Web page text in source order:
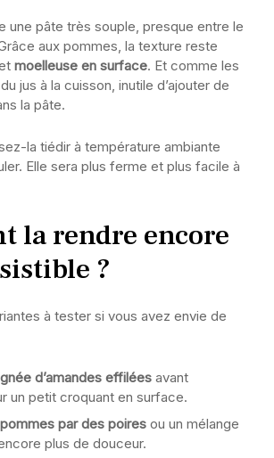
une pâte très souple, presque entre le
aux pommes, la texture reste
moelleuse en surface. Et comme les
jus à la cuisson, inutile d’ajouter de
la pâte.
la tiédir à température ambiante
Elle sera plus ferme et plus facile à
la rendre encore
?
à tester si vous avez envie de
d’amandes effilées avant
un petit croquant en surface.
par des poires ou un mélange
plus de douceur.